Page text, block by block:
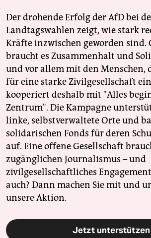
Der drohende Erfolg der AfD bei
Landtagswahlen zeigt, wie stark
Kräfte inzwischen geworden sind.
braucht es Zusammenhalt und
und vor allem mit den Menschen,
für eine starke Zivilgesellschaft
kooperiert deshalb mit "Alles
Zentrum". Die Kampagne
linke, selbstverwaltete Orte und
solidarischen Fonds für deren
auf. Eine offene Gesellschaft
zugänglichen Journalismus – und
zivilgesellschaftliches
auch? Dann machen Sie mit und
unsere Aktion.
Jetzt unterstützen